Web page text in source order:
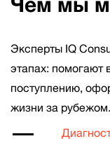
Эксперты IQ
этапах: помогают
поступлению,
жизни за рубежом.